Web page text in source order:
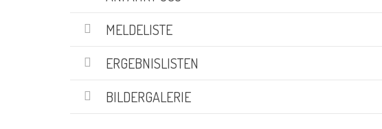
MELDELISTE
ERGEBNISLISTEN
BILDERGALERIE
Wir über uns (19)
SUCHE
Suchen